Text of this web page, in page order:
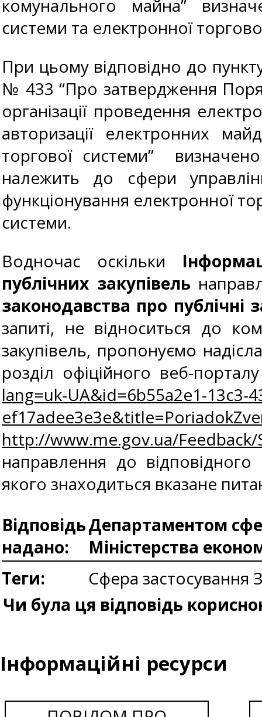
комунального майна”
системи та електронної
При цьому відповідно до
№ 433 “Про затвердження
організації проведення
авторизації електронних
торгової системи”
належить до сфери
функціонування електронної
системи.
Водночас оскільки
публічних закупівель
законодавства про публічні
запиті, не відноситься до
закупівель, пропонуємо
розділ офіційного веб-
lang=uk-UA&id=6b55a2e1-13c3-
http://www.me.gov.ua/Feedback/
направлення до відповідного
якого знаходиться вказане
Відповідь
надано:
Департаментом
Міністерства
Теги:
Сфера застосування
Чи була ця відповідь
Інформаційні ресурси